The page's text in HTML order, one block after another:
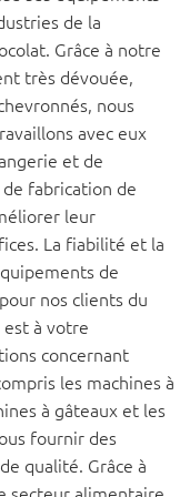
de la
Grâce à notre
très dévouée,
nous
avec eux
et de
fabrication de
leur
La fiabilité et la
de
nos clients du
à votre
concernant
les machines à
à gâteaux et les
fournir des
qualité. Grâce à